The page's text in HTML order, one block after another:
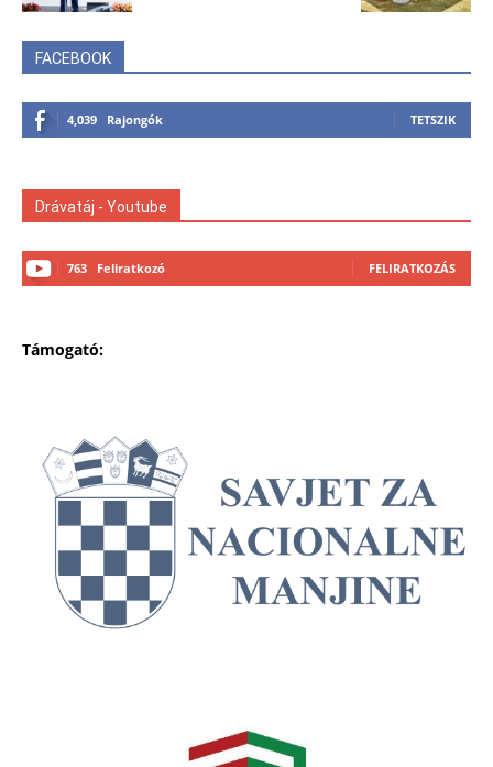
FACEBOOK
4,039 Rajongók TETSZIK
Drávatáj - Youtube
763 Feliratkozó FELIRATKOZÁS
Támogató: